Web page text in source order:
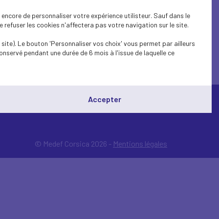
© Medef Corsica 2026 - Mentions légales
de personnaliser votre expérience utilisteur. Sauf dans le
les cookies n'affectera pas votre navigation sur le site.
Le bouton 'Personnaliser vos choix' vous permet par ailleurs
pendant une durée de 6 mois à l'issue de laquelle ce
Accepter